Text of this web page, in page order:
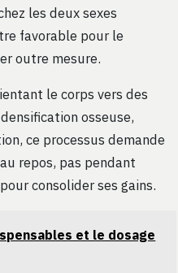
les deux sexes
favorable pour le
outre mesure.
le corps vers des
osseuse,
ce processus demande
repos, pas pendant
consolider ses gains.
et le dosage